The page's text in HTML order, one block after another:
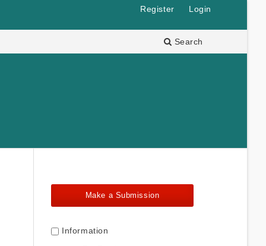
Search
Register Login
Make a Submission
Information